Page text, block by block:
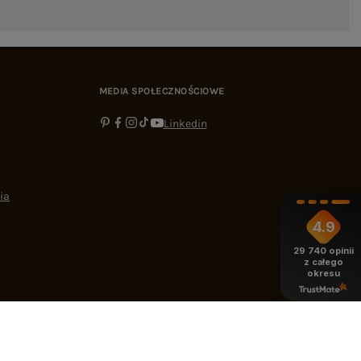
MEDIA SPOŁECZNOŚCIOWE
Linkedin
4.9
29 740 opinii
z całego
okresu